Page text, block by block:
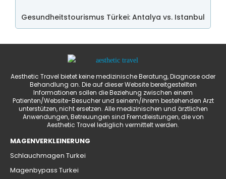
Gesundheitstourismus Türkei: Antalya vs. Istanbul
Aesthetic Travel bietet keine medizinische Beratung, Diagnose oder
Behandlung an. Die auf dieser Website bereitgestellten
Informationen sollen die Beziehung zwischen einem
Patienten/Website-Besucher und seinem/ihrem bestehenden Arzt
unterstützen, nicht ersetzen. Alle medizinischen und ärztlichen
Anwendungen, Betreuungen sind Fremdleistungen, die von
Aesthetic Travel lediglich vermittelt werden.
MAGENVERKLEINERUNG
Schlauchmagen Turkei
Magenbypass Turkei